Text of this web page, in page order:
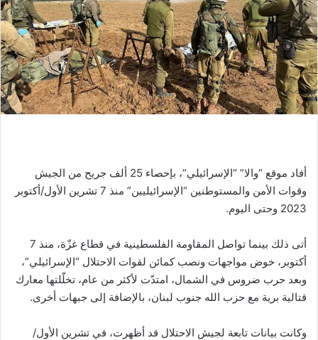
أفاد موقع “والا” “الإسرائيلي”، بإحصاء 25 ألف جريح من الجيش
وقوات الأمن والمستوطنين “الإسرائيليين” منذ 7 تشرين الأول/أكتوبر
2023 وحتى اليوم.
أتى ذلك بينما تواصل المقاومة الفلسطينية في قطاع غزّة، منذ 7
أكتوبر، خوض مواجهات ونصب كمائن لقوات الاحتلال “الإسرائيلي”،
وبعد حرب ضروس في الشمال، امتدّت لأكثر من عام، تخلّلتها معارك
قتالية برية مع حزب الله جنوب لبنان، بالإضافة إلى جبهات أخرى.
وكانت بيانات تابعة لجيش الاحتلال قد أظهرت، في تشرين الأول/